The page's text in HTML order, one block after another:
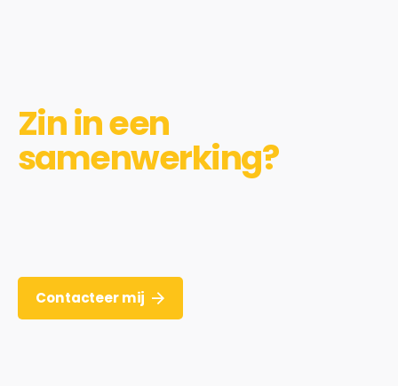
Zin in een
samenwerking?
Contacteer mij